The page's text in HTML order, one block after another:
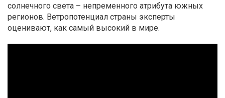
солнечного света – непременного атрибута южных
регионов. Ветропотенциал страны эксперты
оценивают, как самый высокий в мире.